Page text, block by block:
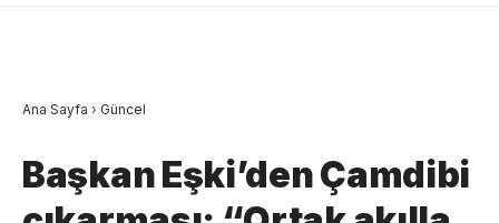
Ana Sayfa › Güncel
Başkan Eşki’den Çamdibi